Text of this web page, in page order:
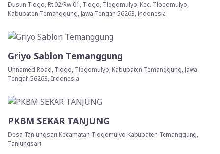
Dusun Tlogo, Rt.02/Rw.01, Tlogo, Tlogomulyo, Kec. Tlogomulyo,
Kabupaten Temanggung, Jawa Tengah 56263, Indonesia
Griyo Sablon Temanggung
Unnamed Road, Tlogo, Tlogomulyo, Kabupaten Temanggung, Jawa
Tengah 56263, Indonesia
PKBM SEKAR TANJUNG
Desa Tanjungsari Kecamatan Tlogomulyo Kabupaten Temanggung,
Tanjungsari